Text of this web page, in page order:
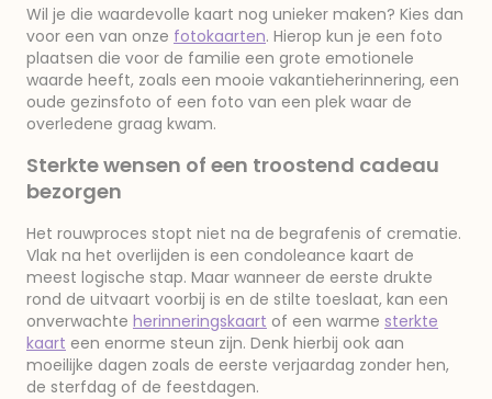
Wil je die waardevolle kaart nog unieker maken? Kies dan
voor een van onze fotokaarten. Hierop kun je een foto
plaatsen die voor de familie een grote emotionele
waarde heeft, zoals een mooie vakantieherinnering, een
oude gezinsfoto of een foto van een plek waar de
overledene graag kwam.
Sterkte wensen of een troostend cadeau
bezorgen
Het rouwproces stopt niet na de begrafenis of crematie.
Vlak na het overlijden is een condoleance kaart de
meest logische stap. Maar wanneer de eerste drukte
rond de uitvaart voorbij is en de stilte toeslaat, kan een
onverwachte herinneringskaart of een warme sterkte
kaart een enorme steun zijn. Denk hierbij ook aan
moeilijke dagen zoals de eerste verjaardag zonder hen,
de sterfdag of de feestdagen.